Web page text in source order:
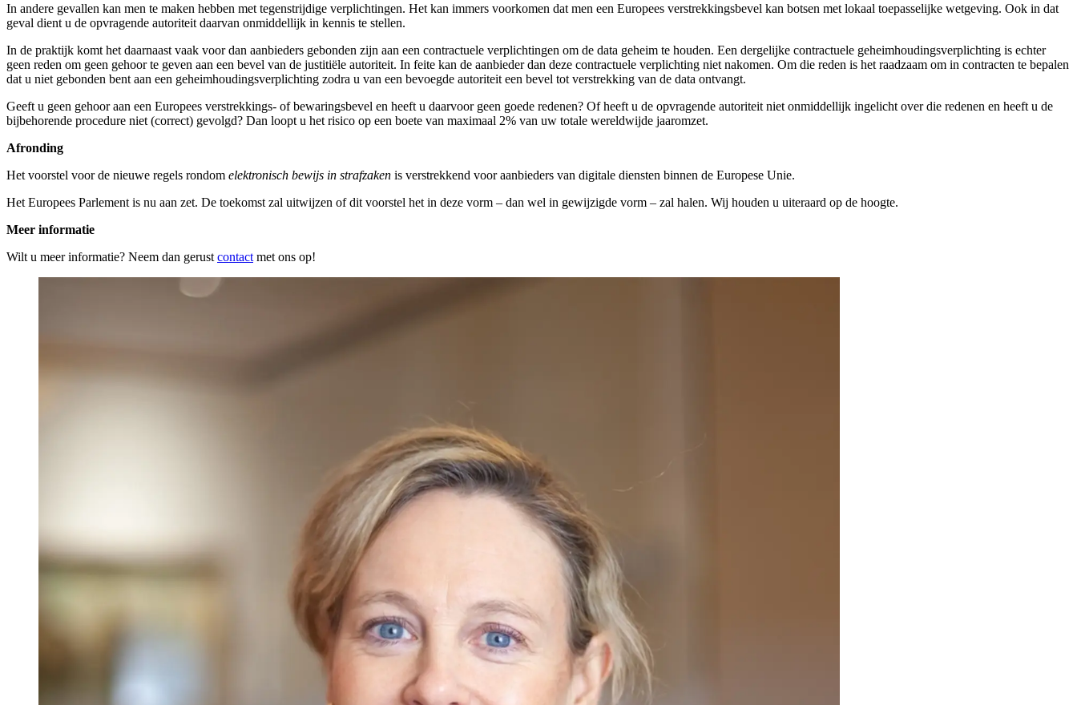
In andere gevallen kan men te maken hebben met tegenstrijdige verplichtingen. Het kan immers voorkomen dat men een Europees verstrekkingsbevel kan botsen met lokaal toepasselijke wetgeving. Ook in dat
geval dient u de opvragende autoriteit daarvan onmiddellijk in kennis te stellen.
In de praktijk komt het daarnaast vaak voor dan aanbieders gebonden zijn aan een contractuele verplichtingen om de data geheim te houden. Een dergelijke contractuele geheimhoudingsverplichting is echter
geen reden om geen gehoor te geven aan een bevel van de justitiële autoriteit. In feite kan de aanbieder dan deze contractuele verplichting niet nakomen. Om die reden is het raadzaam om in contracten te bepalen
dat u niet gebonden bent aan een geheimhoudingsverplichting zodra u van een bevoegde autoriteit een bevel tot verstrekking van de data ontvangt.
Geeft u geen gehoor aan een Europees verstrekkings- of bewaringsbevel en heeft u daarvoor geen goede redenen? Of heeft u de opvragende autoriteit niet onmiddellijk ingelicht over die redenen en heeft u de
bijbehorende procedure niet (correct) gevolgd? Dan loopt u het risico op een boete van maximaal 2% van uw totale wereldwijde jaaromzet.
Afronding
Het voorstel voor de nieuwe regels rondom elektronisch bewijs in strafzaken is verstrekkend voor aanbieders van digitale diensten binnen de Europese Unie.
Het Europees Parlement is nu aan zet. De toekomst zal uitwijzen of dit voorstel het in deze vorm – dan wel in gewijzigde vorm – zal halen. Wij houden u uiteraard op de hoogte.
Meer informatie
Wilt u meer informatie? Neem dan gerust contact met ons op!